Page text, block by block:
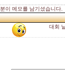
분이 메모를 남기셨습니다.
대회